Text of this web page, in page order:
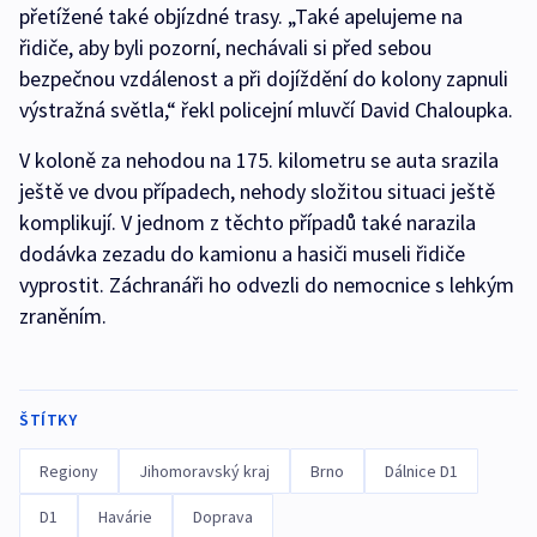
přetížené také objízdné trasy. „Také apelujeme na
řidiče, aby byli pozorní, nechávali si před sebou
bezpečnou vzdálenost a při dojíždění do kolony zapnuli
výstražná světla,“ řekl policejní mluvčí David Chaloupka.
V koloně za nehodou na 175. kilometru se auta srazila
ještě ve dvou případech, nehody složitou situaci ještě
komplikují. V jednom z těchto případů také narazila
dodávka zezadu do kamionu a hasiči museli řidiče
vyprostit. Záchranáři ho odvezli do nemocnice s lehkým
zraněním.
ŠTÍTKY
Regiony Jihomoravský kraj Brno Dálnice D1
D1 Havárie Doprava